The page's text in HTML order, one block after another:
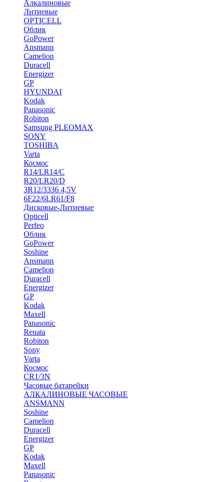
Алкалиновые
Литиевые
OPTICELL
Облик
GoPower
Ansmann
Camelion
Duracell
Energizer
GP
HYUNDAI
Kodak
Panasonic
Robiton
Samsung PLEOMAX
SONY
TOSHIBA
Varta
Космос
R14/LR14/C
R20/LR20/D
3R12/3336 4,5V
6F22/6LR61/F8
Дисковые-Литиевые
Opticell
Perfeo
Облик
GoPower
Soshine
Ansmann
Camelion
Duracell
Energizer
GP
Kodak
Maxell
Panasonic
Renata
Robiton
Sony
Varta
Космос
CR1/3N
Часовые батарейки
АЛКАЛИНОВЫЕ ЧАСОВЫЕ
ANSMANN
Soshine
Camelion
Duracell
Energizer
GP
Kodak
Maxell
Panasonic